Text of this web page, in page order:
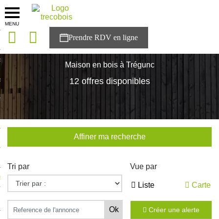
MENU
solutions
Trecobois
à NESTOR
Maison en bois à Trégunc
12 offres disponibles
Affiner ma recherche
Tri par Vue par
Liste Carte
Créer une alerte